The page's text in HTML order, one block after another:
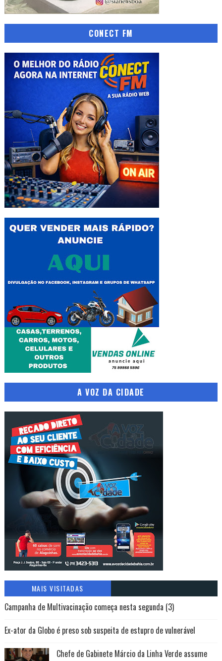
CONECT FM
A VOZ DA CIDADE
MAIS VISITADAS
Campanha de Multivacinação começa nesta segunda (3)
Ex-ator da Globo é preso sob suspeita de estupro de vulnerável
Chefe de Gabinete Márcio da Linha Verde assume